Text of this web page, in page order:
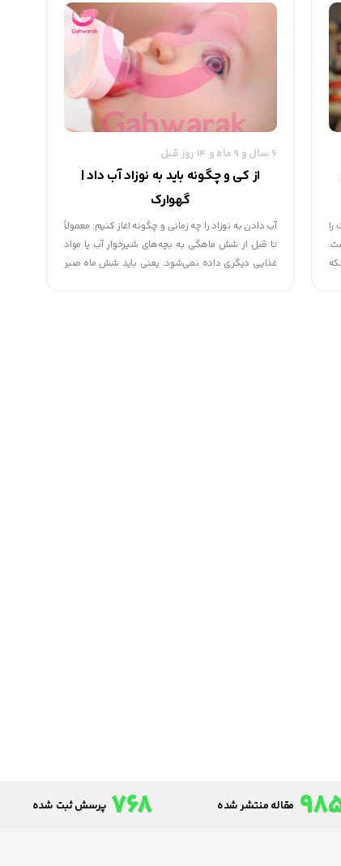
نیست.
کودک را
6 سال و 9 ماه و 14 روز قبل
از کی و چگونه باید به نوزاد آب داد |
گهوارک
آب دادن به نوزاد را چه زمانی و چگونه اغاز کنیم: معمولاً
تا قبل از شش ماهگی به بچه‌های شیرخوار آب یا مواد
غذایی دیگری داده نمی‌شود. یعنی باید شش ماه صبر
مقاله منتشر شده 768 پرسش ثبت شده